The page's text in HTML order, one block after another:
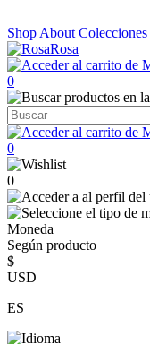
Shop About Colecciones
0
0
0
Moneda
Según producto
$
USD
ES